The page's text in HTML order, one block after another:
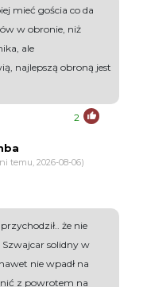
mieć gościa co da
w obronie, niż
ale
najlepszą obroną jest
2
temu, 2026-08-06)
że nie
Szwajcar solidny w
nie wpadł na
z powrotem na